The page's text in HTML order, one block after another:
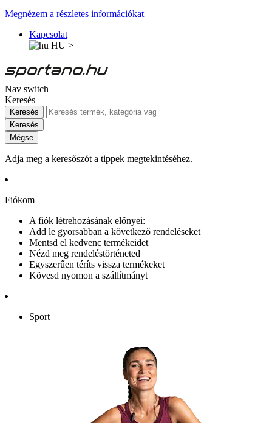
Megnézem a részletes információkat
Kapcsolat
HU >
Nav switch
Keresés
Keresés
Keresés
Mégse
Adja meg a keresőszót a tippek megtekintéséhez.
Fiókom
A fiók létrehozásának előnyei:
Add le gyorsabban a következő rendeléseket
Mentsd el kedvenc termékeidet
Nézd meg rendeléstörténeted
Egyszerűen téríts vissza termékeket
Kövesd nyomon a szállítmányt
Sport